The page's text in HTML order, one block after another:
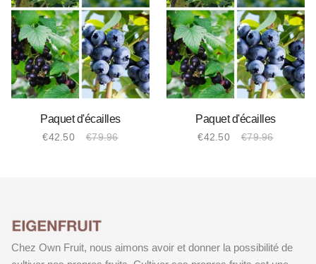
Paquet d'écailles
€79.96
Le
€42.50
Le
Paquet d'écailles
€79.96
Le
€42.50
Le
Chez Own Fruit, nous aimons avoir et donner la possibilité de